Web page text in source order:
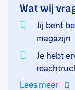
Wat wij
Jij bent
magazijn
Je hebt
Lees meer